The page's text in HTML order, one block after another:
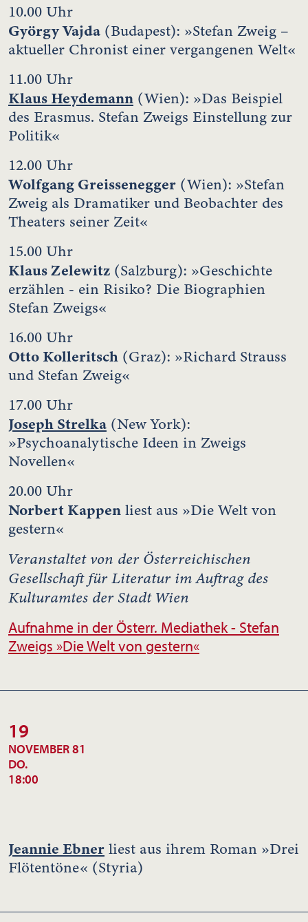
10.00 Uhr
György Vajda (Budapest): »Stefan Zweig –
aktueller Chronist einer vergangenen Welt«
11.00 Uhr
Klaus Heydemann (Wien): »Das Beispiel
des Erasmus. Stefan Zweigs Einstellung zur
Politik«
12.00 Uhr
Wolfgang Greissenegger (Wien): »Stefan
Zweig als Dramatiker und Beobachter des
Theaters seiner Zeit«
15.00 Uhr
Klaus Zelewitz (Salzburg): »Geschichte
erzählen - ein Risiko? Die Biographien
Stefan Zweigs«
16.00 Uhr
Otto Kolleritsch (Graz): »Richard Strauss
und Stefan Zweig«
17.00 Uhr
Joseph Strelka (New York):
»Psychoanalytische Ideen in Zweigs
Novellen«
20.00 Uhr
Norbert Kappen liest aus »Die Welt von
gestern«
Veranstaltet von der Österreichischen
Gesellschaft für Literatur im Auftrag des
Kulturamtes der Stadt Wien
Aufnahme in der Österr. Mediathek - Stefan
Zweigs »Die Welt von gestern«
19
NOVEMBER 81
DO.
18:00
Jeannie Ebner liest aus ihrem Roman »Drei
Flötentöne« (Styria)